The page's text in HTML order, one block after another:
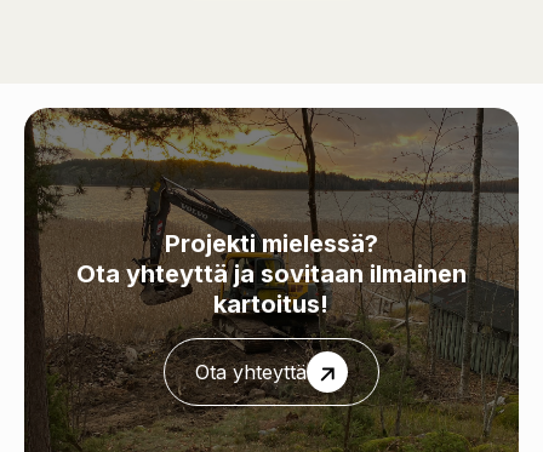
Projekti mielessä?
Ota yhteyttä ja sovitaan ilmainen
kartoitus!
Ota yhteyttä